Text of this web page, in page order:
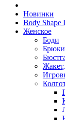
Новинки
Body Shape
Женское
Боди
Брюки